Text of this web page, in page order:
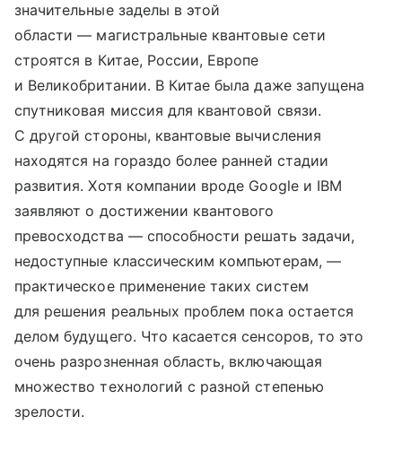
значительные заделы в этой
области — магистральные квантовые сети
строятся в Китае, России, Европе
и Великобритании. В Китае была даже запущена
спутниковая миссия для квантовой связи.
С другой стороны, квантовые вычисления
находятся на гораздо более ранней стадии
развития. Хотя компании вроде Google и IBM
заявляют о достижении квантового
превосходства — способности решать задачи,
недоступные классическим компьютерам, —
практическое применение таких систем
для решения реальных проблем пока остается
делом будущего. Что касается сенсоров, то это
очень разрозненная область, включающая
множество технологий с разной степенью
зрелости.